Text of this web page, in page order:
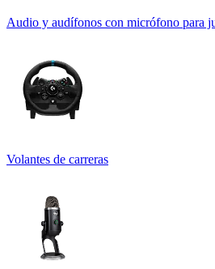
Audio y audífonos con micrófono para
Volantes de carreras